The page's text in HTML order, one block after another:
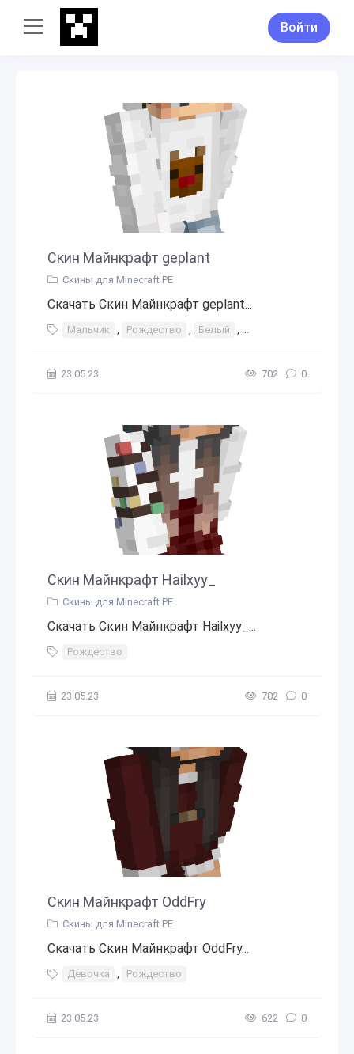
Войти
Скин Майнкрафт geplant
Скины для Minecraft PE
Скачать Скин Майнкрафт geplant...
Мальчик , Рождество , Белый , Рваные джинсы
23.05.23 702 0
Скин Майнкрафт Hailxyy_
Скины для Minecraft PE
Скачать Скин Майнкрафт Hailxyy_...
Рождество
23.05.23 702 0
Скин Майнкрафт OddFry
Скины для Minecraft PE
Скачать Скин Майнкрафт OddFry...
Девочка , Рождество
23.05.23 622 0